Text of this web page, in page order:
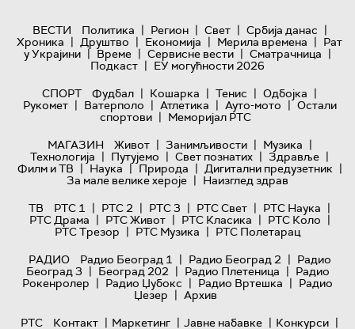
ВЕСТИ Политика | Регион | Свет | Србија данас |
Хроника | Друштво | Економија | Мерила времена | Рат
у Украјини | Време | Сервисне вести | Сматрачница |
Подкаст | ЕУ могућности 2026
СПОРТ
Фудбал | Кошарка | Тенис | Одбојка |
Рукомет | Ватерполо | Атлетика | Ауто-мото | Остали
спортови | Меморијал РТС
МАГАЗИН
Живот | Занимљивости | Музика |
Технологијa | Путујемо | Свет познатих | Здравље |
Филм и ТВ | Наука | Природа | Дигитални предузетник |
За мале велике хероје | Наизглед здрав
ТВ
РТС 1 | РТС 2 | РТС 3 | РТС Свет | РТС Наука |
РТС Драма | РТС Живот | РТС Класика | РТС Коло |
РТС Трезор | РТС Музика | РТС Полетарац
РАДИО
Радио Београд 1 | Радио Београд 2 | Радио
Београд 3 | Београд 202 | Радио Плетеница | Радио
Рокенролер | Радио Џубокс | Радио Вртешка | Радио
Џезер | Архив
РТС
Контакт | Маркетинг | Јавне набавке | Конкурси |